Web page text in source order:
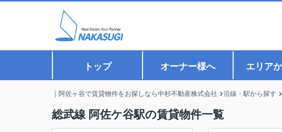
トップ オーナー様へ エリア
｜阿佐ヶ谷で賃貸物件をお探しなら中杉不動産株式会社 沿線・駅から探す
総武線 阿佐ケ谷駅の賃貸物件一覧